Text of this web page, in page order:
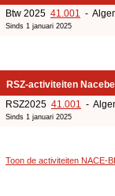
Btw 2025 41.001 -
Sinds 1 januari 2025
RSZ-activiteiten
RSZ2025 41.001 -
Sinds 1 januari 2025
Toon de activiteiten NACE-